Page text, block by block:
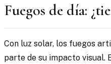
Fuegos de día:
Con luz solar, los fuegos
parte de su impacto